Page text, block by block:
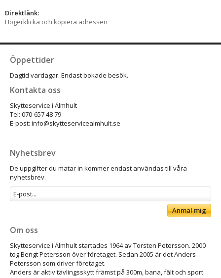
Direktlänk:
Högerklicka och kopiera adressen
Öppettider
Dagtid vardagar. Endast bokade besök.
Kontakta oss
Skytteservice i Älmhult
Tel: 070-657 48 79
E-post: info@skytteservicealmhult.se
Nyhetsbrev
De uppgifter du matar in kommer endast användas till våra
nyhetsbrev.
Anmäl mig
Om oss
Skytteservice i Älmhult startades 1964 av Torsten Petersson. 2000
tog Bengt Petersson över företaget. Sedan 2005 är det Anders
Petersson som driver företaget.
Anders är aktiv tävlingsskytt främst på 300m, bana, fält och sport.